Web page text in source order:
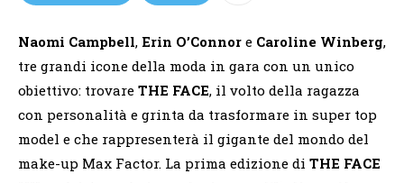
Naomi Campbell, Erin O’Connor e Caroline Winberg,
tre grandi icone della moda in gara con un unico
obiettivo: trovare THE FACE, il volto della ragazza
con personalità e grinta da trasformare in super top
model e che rappresenterà il gigante del mondo del
make-up Max Factor. La prima edizione di THE FACE